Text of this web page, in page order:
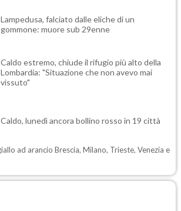
Lampedusa, falciato dalle eliche di un
gommone: muore sub 29enne
Caldo estremo, chiude il rifugio più alto della
Lombardia: "Situazione che non avevo mai
vissuto"
Caldo, lunedì ancora bollino rosso in 19 città
ad arancio Brescia, Milano, Trieste, Venezia e